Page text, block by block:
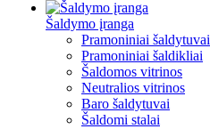
Šaldymo įranga
Pramoniniai šaldytuvai
Pramoniniai šaldikliai
Šaldomos vitrinos
Neutralios vitrinos
Baro šaldytuvai
Šaldomi stalai